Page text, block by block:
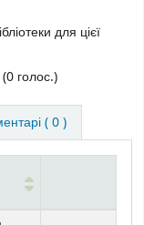
для цієї
голос.)
( 0 )